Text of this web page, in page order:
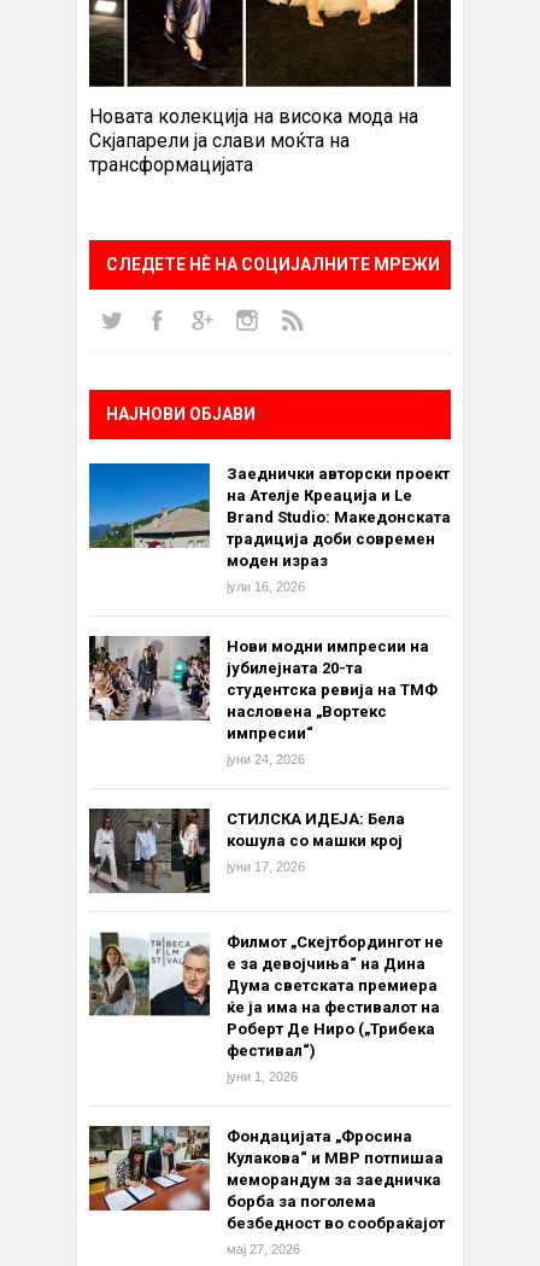
Новата колекција на висока мода на
Скјапарели ја слави моќта на
трансформацијата
СЛЕДЕТЕ НÈ НА СОЦИЈАЛНИТЕ МРЕЖИ
НАЈНОВИ ОБЈАВИ
Заеднички авторски проект
на Ателје Креација и Le
Brand Studio: Македонската
традиција доби современ
моден израз
јули 16, 2026
Нови модни импресии на
јубилејната 20-та
студентска ревија на ТМФ
насловена „Вортекс
импресии“
јуни 24, 2026
СТИЛСКА ИДЕЈА: Бела
кошула со машки крој
јуни 17, 2026
Филмот „Скејтбордингот не
е за девојчиња“ на Дина
Дума светската премиера
ќе ја има на фестивалот на
Роберт Де Ниро („Трибека
фестивал“)
јуни 1, 2026
Фондацијата „Фросина
Кулакова“ и МВР потпишаа
меморандум за заедничка
борба за поголема
безбедност во сообраќајот
мај 27, 2026